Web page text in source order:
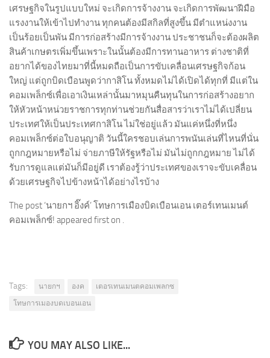
เศรษฐกิจในรูปแบบใหม่ จะเกิดการจ้างงาน จะเกิดการพัฒนาฝีมือ
แรงงานให้เข้าไปทำงาน ทุกคนต้องมีสกิลที่สูงขึ้น มีตำแหน่งงาน
เป็นร้อยเป็นพัน มีการก่อสร้างมีการจ้างงาน ประชาชนก็จะต้องผลิต
สินค้าเกษตรเพิ่มขึ้นเพราะในนั้นต้องมีการทานอาหาร ต่างชาติที่
อยากได้ของไทยมาที่นี้หมดถือเป็นการขับเคลื่อนเศรษฐกิจก้อน
ใหญ่ แต่ถูกบิดเบือนพูดว่ากาสิโน ทั้งหมดไม่ได้เปิดได้ทุกที่ มีแต่ใน
คอมเพล็กซ์เพื่อเอาเงินเหล่านั้นมาหมุนคืนทุนในการก่อสร้างอยาก
ให้หัวหน้าหน่วยราชการทุกท่านช่วยกันสื่อสารว่าเราไม่ได้เปลี่ยน
ประเทศให้เป็นประเทศกาสิโน ไม่ใช่อยู่แล้ว มันแค่หนึ่งที่หนึ่ง
คอมเพล็กซ์ต่อใบอนุญาติ วันนี้ใครชอบเล่นการพนันเล่นที่ไหนที่นั่น
ถูกกฎหมายหรือไม่ จ่ายภาษีให้รัฐหรือไม่ มันไม่ถูกกฎหมาย ไม่ได้
รับการดูแลแต่มันก็มีอยู่ดี เราต้องรู้ว่าประเทศของเราจะขับเคลื่อน
ด้วยเศรษฐกิจไปข้างหน้าได้อย่างไรบ้าง
The post ‘นายกฯ อิ๊งค์’ โทษการเมืองบิดเบือนเอน เตอร์เทนเมนต์
คอมเพล็กซ์! appeared first on .
Tags: นายกฯ องค
เตอรเทนเมนตคอมเพลกซ
โทษการเมองบดเบอนเอน
YOU MAY ALSO LIKE...